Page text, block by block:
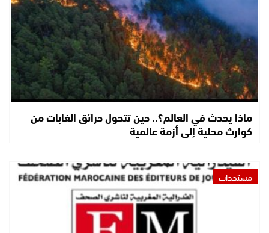
ماذا يحدث في العالم؟.. حين تتحول حرائق الغابات من
كوارث محلية إلى أزمة عالمية
مستجدات